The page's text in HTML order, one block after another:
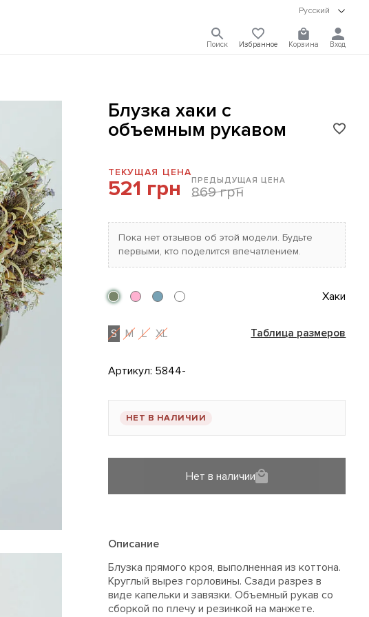
Русский
Поиск Избранное Корзина Вход
Блузка хаки с
объемным рукавом
ТЕКУЩАЯ ЦЕНА
521 грн ПРЕДЫДУЩАЯ ЦЕНА
869 грн
Пока нет отзывов об этой модели. Будьте
первыми, кто поделится впечатлением.
Хаки
S M L XL Таблица размеров
Артикул: 5844-
НЕТ В НАЛИЧИИ
Нет в наличии
Описание
Блузка прямого кроя, выполненная из коттона.
Круглый вырез горловины. Сзади разрез в
виде капельки и завязки. Объемный рукав со
сборкой по плечу и резинкой на манжете.